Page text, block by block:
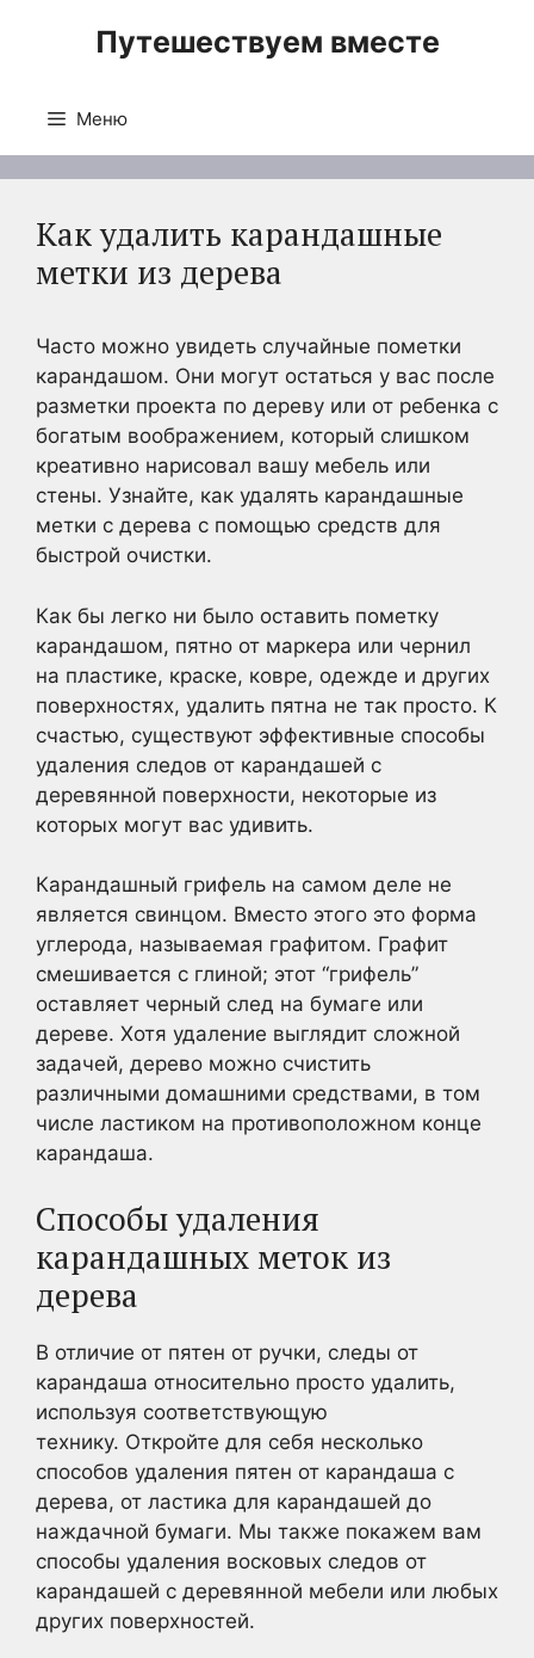
Путешествуем вместе
Меню
Как удалить карандашные
метки из дерева
Часто можно увидеть случайные пометки
карандашом. Они могут остаться у вас после
разметки проекта по дереву или от ребенка с
богатым воображением, который слишком
креативно нарисовал вашу мебель или
стены. Узнайте, как удалять карандашные
метки с дерева с помощью средств для
быстрой очистки.
Как бы легко ни было оставить пометку
карандашом, пятно от маркера или чернил
на пластике, краске, ковре, одежде и других
поверхностях, удалить пятна не так просто. К
счастью, существуют эффективные способы
удаления следов от карандашей с
деревянной поверхности, некоторые из
которых могут вас удивить.
Карандашный грифель на самом деле не
является свинцом. Вместо этого это форма
углерода, называемая графитом. Графит
смешивается с глиной; этот “грифель”
оставляет черный след на бумаге или
дереве. Хотя удаление выглядит сложной
задачей, дерево можно счистить
различными домашними средствами, в том
числе ластиком на противоположном конце
карандаша.
Способы удаления
карандашных меток из
дерева
В отличие от пятен от ручки, следы от
карандаша относительно просто удалить,
используя соответствующую
технику. Откройте для себя несколько
способов удаления пятен от карандаша с
дерева, от ластика для карандашей до
наждачной бумаги. Мы также покажем вам
способы удаления восковых следов от
карандашей с деревянной мебели или любых
других поверхностей.